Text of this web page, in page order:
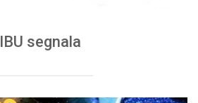
IBU segnala